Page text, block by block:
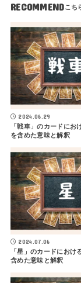
RECOMMEND
2024.06.29
「戦車」のカードにお
を含めた意味と解釈
2024.07.06
「星」のカードにおけ
含めた意味と解釈